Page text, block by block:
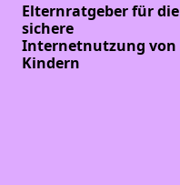
Elternratgeber für die
sichere
Internetnutzung von
Kindern